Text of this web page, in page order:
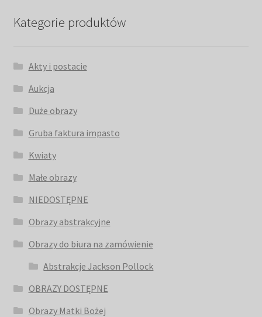
Kategorie produktów
Akty i postacie
Aukcja
Duże obrazy
Gruba faktura impasto
Kwiaty
Małe obrazy
NIEDOSTĘPNE
Obrazy abstrakcyjne
Obrazy do biura na zamówienie
Abstrakcje Jackson Pollock
OBRAZY DOSTĘPNE
Obrazy Matki Bożej